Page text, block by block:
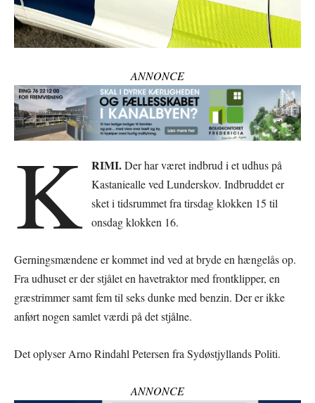
ANNONCE
K RIMI.Der har været indbrud i et udhus på
Kastaniealle ved Lunderskov. Indbruddet er
sket i tidsrummet fra tirsdag klokken 15 til
onsdag klokken 16.
Gerningsmændene er kommet ind ved at bryde en hængelås op.
Fra udhuset er der stjålet en havetraktor med frontklipper, en
græstrimmer samt fem til seks dunke med benzin. Der er ikke
anført nogen samlet værdi på det stjålne.
Det oplyser Arno Rindahl Petersen fra Sydøstjyllands Politi.
ANNONCE